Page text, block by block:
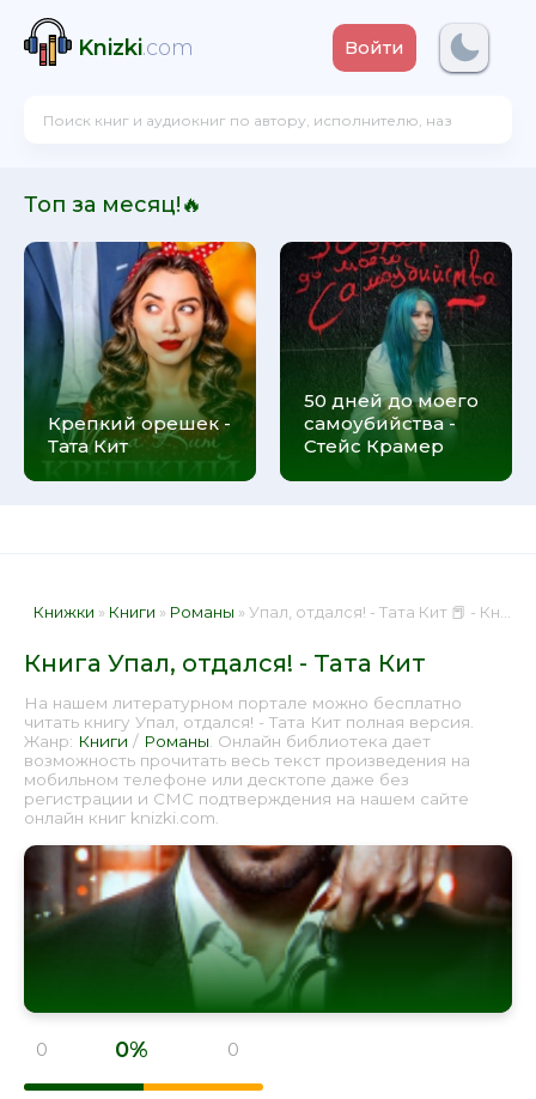
Knizki.com Войти
Топ за месяц!🔥
Крепкий орешек -
Тата Кит
50 дней до моего
самоубийства -
Стейс Крамер
Книжки » Книги » Романы » Упал, отдался! - Тата Кит 📕 - Книга онлайн бесплатно
Книга Упал, отдался! - Тата Кит
На нашем литературном портале можно бесплатно
читать книгу Упал, отдался! - Тата Кит полная версия.
Жанр: Книги / Романы . Онлайн библиотека дает
возможность прочитать весь текст произведения на
мобильном телефоне или десктопе даже без
регистрации и СМС подтверждения на нашем сайте
онлайн книг knizki.com.
0 0% 0